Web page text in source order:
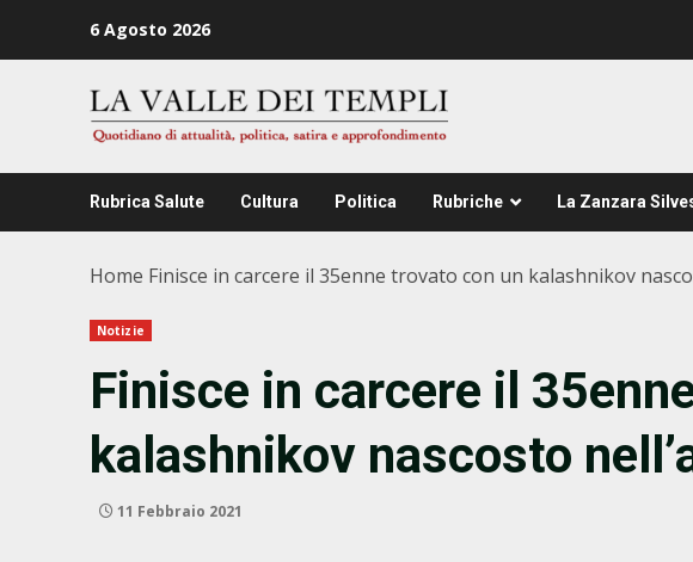
6 Agosto 2026
Rubrica Salute Cultura Politica Rubriche La Zanzara
Home Finisce in carcere il 35enne trovato con un kalashnikov
Notizie
Finisce in carcere il
kalashnikov nascosto
11 Febbraio 2021